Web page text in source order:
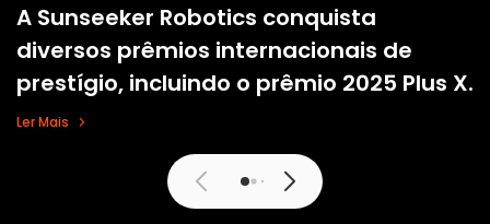
A Sunseeker Robotics conquista
diversos prêmios internacionais de
prestígio, incluindo o prêmio 2025 Plus X.
Ler Mais